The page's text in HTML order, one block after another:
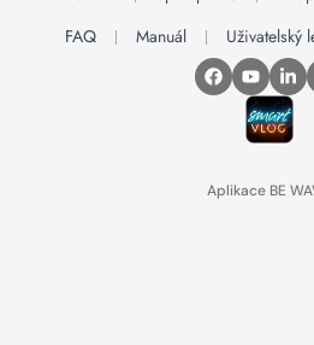
FAQ
Manuál Uživatelský
Aplikace BE